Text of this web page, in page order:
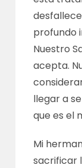
profundo
Nuestro
acepta.
llegar a
que es el
Mi
sacrificar